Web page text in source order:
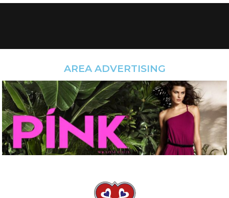
AREA ADVERTISING